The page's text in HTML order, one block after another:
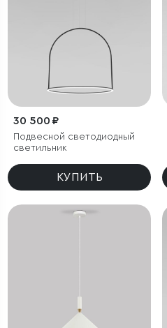
30 500 ₽
Подвесной светодиодный
светильник
КУПИТЬ